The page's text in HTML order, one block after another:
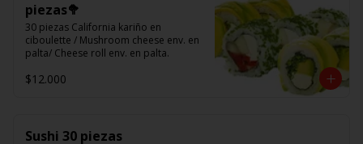
piezas🥦
30 piezas California kariño en
ciboulette / Mushroom cheese env. en
palta/ Cheese roll env. en palta.
$12.000
Sushi 30 piezas